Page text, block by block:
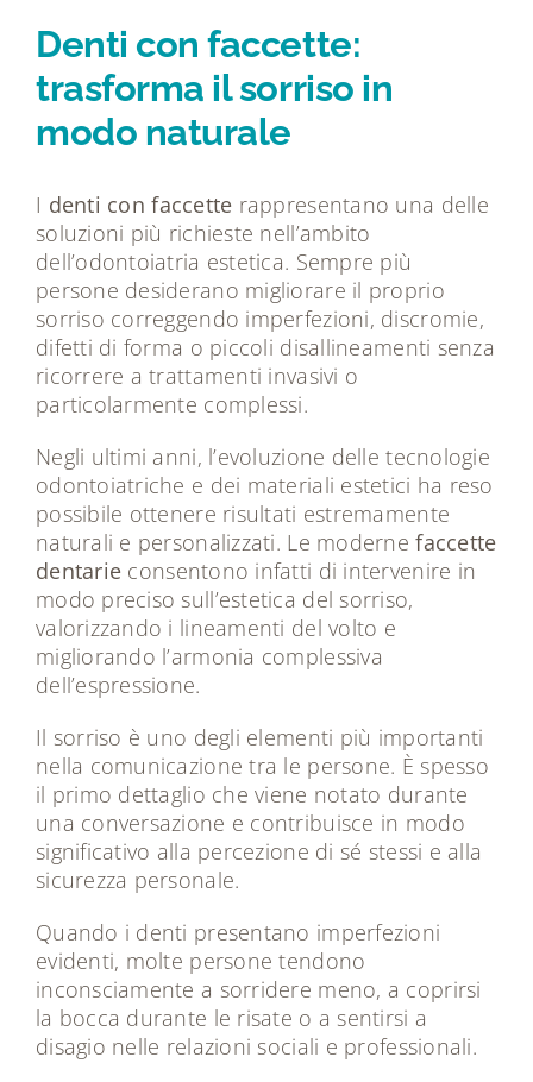
Dicono di noi
Contatti
Denti con faccette:
trasforma il sorriso in
modo naturale
I denti con faccette rappresentano una delle
soluzioni più richieste nell’ambito
dell’odontoiatria estetica. Sempre più
persone desiderano migliorare il proprio
sorriso correggendo imperfezioni, discromie,
difetti di forma o piccoli disallineamenti senza
ricorrere a trattamenti invasivi o
particolarmente complessi.
Negli ultimi anni, l’evoluzione delle tecnologie
odontoiatriche e dei materiali estetici ha reso
possibile ottenere risultati estremamente
naturali e personalizzati. Le modernefaccette
dentarie consentono infatti di intervenire in
modo preciso sull’estetica del sorriso,
valorizzando i lineamenti del volto e
migliorando l’armonia complessiva
dell’espressione.
Il sorriso è uno degli elementi più importanti
nella comunicazione tra le persone. È spesso
il primo dettaglio che viene notato durante
una conversazione e contribuisce in modo
significativo alla percezione di sé stessi e alla
sicurezza personale.
Quando i denti presentano imperfezioni
evidenti, molte persone tendono
inconsciamente a sorridere meno, a coprirsi
la bocca durante le risate o a sentirsi a
disagio nelle relazioni sociali e professionali.